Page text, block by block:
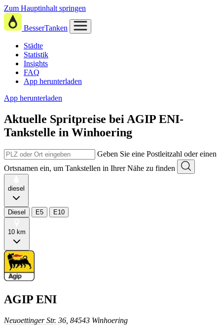
Zum Hauptinhalt springen
BesserTanken
Städte
Statistik
Insights
FAQ
App herunterladen
App herunterladen
Aktuelle Spritpreise bei AGIP ENI-
Tankstelle in Winhoering
Geben Sie eine Postleitzahl oder einen
Ortsnamen ein, um Tankstellen in Ihrer Nähe zu finden
diesel
Diesel E5 E10
10 km
AGIP ENI
Neuoettinger Str. 36, 84543 Winhoering